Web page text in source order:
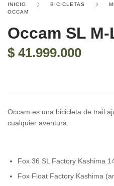
INICIO BICICLETAS
OCCAM
Occam SL M-
$ 41.999.000
Occam es una bicicleta de trail
cualquier aventura.
Fox 36 SL Factory Kashima
Fox Float Factory Kashima